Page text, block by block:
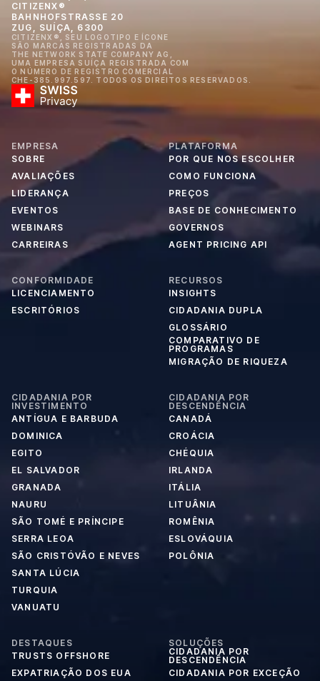
CITIZENX®
BAHNHOFSTRASSE 20
ZUG, SUÍÇA, 6300
CITIZENX®, SEU LOGOTIPO E ÍCONE
SÃO MARCAS REGISTRADAS DA
THE NETWORK STATE COMPANY AG,
UMA EMPRESA SUÍÇA REGISTRADA COM
O NÚMERO DE REGISTRO COMERCIAL
CHE-385.997.597. TODOS OS DIREITOS RESERVADOS.
EMPRESA
SOBRE
AVALIAÇÕES
LIDERANÇA
EVENTOS
WEBINARS
CARREIRAS
PLATAFORMA
POR QUE NOS ESCOLHER
COMO FUNCIONA
PREÇOS
BASE DE CONHECIMENTO
GOVERNOS
AGENT PRICING API
CONFORMIDADE
LICENCIAMENTO
ESCRITÓRIOS
RECURSOS
INSIGHTS
CIDADANIA DUPLA
GLOSSÁRIO
COMPARATIVO DE
PROGRAMAS
MIGRAÇÃO DE RIQUEZA
CIDADANIA POR
INVESTIMENTO
ANTÍGUA E BARBUDA
DOMINICA
EGITO
EL SALVADOR
GRANADA
NAURU
SÃO TOMÉ E PRÍNCIPE
SERRA LEOA
SÃO CRISTÓVÃO E NEVES
SANTA LÚCIA
TURQUIA
VANUATU
CIDADANIA POR
DESCENDÊNCIA
CANADÁ
CROÁCIA
CHÉQUIA
IRLANDA
ITÁLIA
LITUÂNIA
ROMÊNIA
ESLOVÁQUIA
POLÔNIA
DESTAQUES
TRUSTS OFFSHORE
EXPATRIAÇÃO DOS EUA
SOLUÇÕES
CIDADANIA POR
DESCENDÊNCIA
CIDADANIA POR EXCEÇÃO